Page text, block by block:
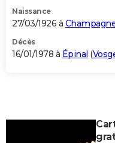
Naissance
27/03/1926 à
Décès
16/01/1978 à Épinal (